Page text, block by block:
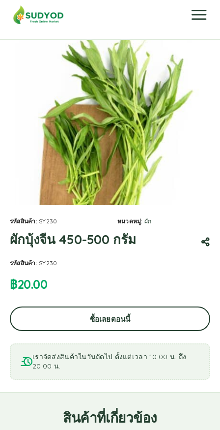
รหัสสินค้า: SY230 หมวดหมู่: ผัก
ผักบุ้งจีน 450-500 กรัม
รหัสสินค้า: SY230
฿20.00
ซื้อเลยตอนนี้
เราจัดส่งสินค้าในวันถัดไป ตั้งแต่เวลา 10.00 น. ถึง
20.00 น.
สินค้าที่เกี่ยวข้อง